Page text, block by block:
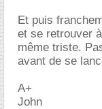
Et puis
et se retrouver
même triste.
avant de se
A+
John